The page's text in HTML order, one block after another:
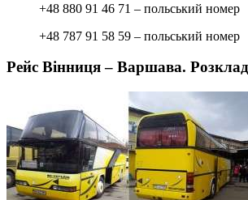
+48 880 91 46 71 – польський номер
+48 787 91 58 59 – польський номер
Рейс Вінниця – Варшава.